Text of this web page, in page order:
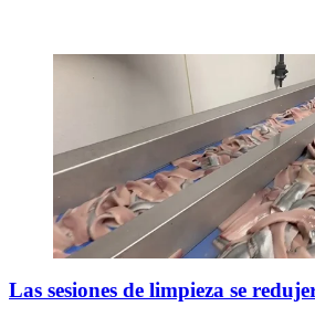
Las sesiones de limpieza se